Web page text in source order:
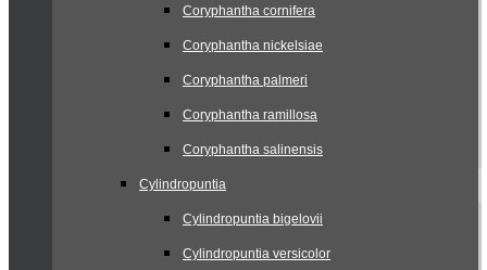
Coryphantha cornifera
Coryphantha nickelsiae
Coryphantha palmeri
Coryphantha ramillosa
Coryphantha salinensis
Cylindropuntia
Cylindropuntia bigelovii
Cylindropuntia versicolor